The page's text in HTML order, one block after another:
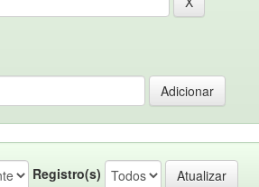
Registro(s)